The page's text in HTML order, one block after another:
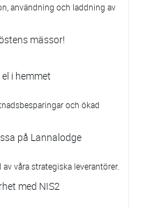
användning och laddning av
mässor!
i hemmet
och ökad
på Lannalodge
våra strategiska leverantörer.
med NIS2